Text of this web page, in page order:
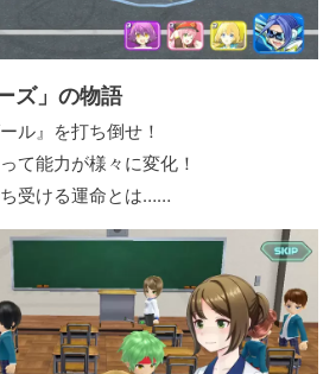
ズ」の物語
ル』を打ち倒せ！
て能力が様々に変化！
受ける運命とは……